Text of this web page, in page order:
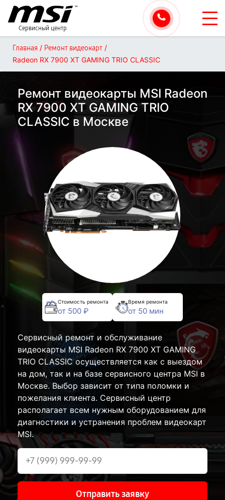
Сервисный центр
Главная / Ремонт видеокарт /
Radeon RX 7900 XT GAMING TRIO CLASSIC
Ремонт видеокарты MSI Radeon
RX 7900 XT GAMING TRIO
CLASSIC в Москве
Стоимость ремонта
от 500 ₽
Время ремонта
от 50 мин
Сервисный ремонт и обслуживание
видеокарты MSI Radeon RX 7900 XT GAMING
TRIO CLASSIC осуществляется как с выездом
на дом, так и на базе сервисного центра MSI в
Москве. Выбор зависит от типа поломки и
пожелания клиента. Сервисный центр
располагает всем нужным оборудованием для
диагностики и устранения проблем видеокарт
MSI.
Отправить заявку